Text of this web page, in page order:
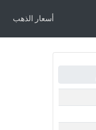
أسعار الذهب